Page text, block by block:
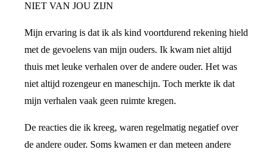
NIET VAN JOU ZIJN
Mijn ervaring is dat ik als kind voortdurend rekening hield
met de gevoelens van mijn ouders. Ik kwam niet altijd
thuis met leuke verhalen over de andere ouder. Het was
niet altijd rozengeur en maneschijn. Toch merkte ik dat
mijn verhalen vaak geen ruimte kregen.
De reacties die ik kreeg, waren regelmatig negatief over
de andere ouder. Soms kwamen er dan meteen andere